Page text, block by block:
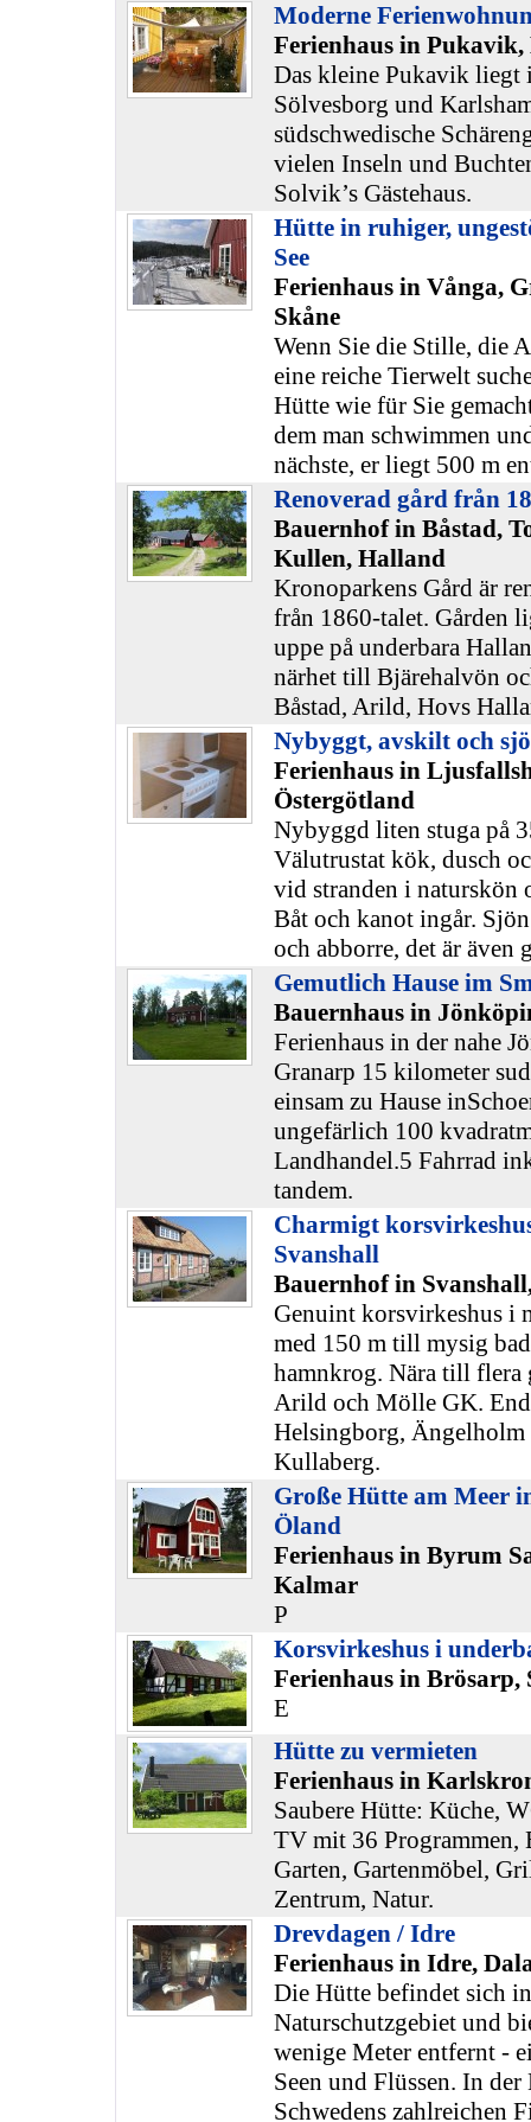
Moderne
Ferienhaus in Pukavik,
Das kleine Pukavik liegt
Sölvesborg und
südschwedische
vielen Inseln und
Solvik’s Gästehaus.
Hütte in ruhiger,
See
Ferienhaus in Vånga,
Skåne
Wenn Sie die Stille, die
eine reiche Tierwelt
Hütte wie für Sie
dem man schwimmen
nächste, er liegt 500 m
Renoverad gård från
Bauernhof in Båstad,
Kullen, Halland
Kronoparkens Gård är
från 1860-talet. Gården
uppe på underbara
närhet till Bjärehalvön
Båstad, Arild, Hovs
Nybyggt, avskilt och
Ferienhaus in
Östergötland
Nybyggd liten stuga på
Välutrustat kök, dusch
vid stranden i naturskön
Båt och kanot ingår.
och abborre, det är även
Gemutlich Hause im
Bauernhaus in
Ferienhaus in der nahe
Granarp 15 kilometer
einsam zu Hause
ungefärlich 100
Landhandel.5 Fahrrad
tandem.
Charmigt
Svanshall
Bauernhof in
Genuint korsvirkeshus i
med 150 m till mysig
hamnkrog. Nära till flera
Arild och Mölle GK.
Helsingborg, Ängelholm
Kullaberg.
Große Hütte am Meer
Öland
Ferienhaus in Byrum
Kalmar
P
Korsvirkeshus i
Ferienhaus in Brösarp,
E
Hütte zu vermieten
Ferienhaus in
Saubere Hütte: Küche,
TV mit 36 Programmen,
Garten, Gartenmöbel,
Zentrum, Natur.
Drevdagen / Idre
Ferienhaus in Idre,
Die Hütte befindet sich
Naturschutzgebiet und
wenige Meter entfernt -
Seen und Flüssen. In
Schwedens zahlreichen